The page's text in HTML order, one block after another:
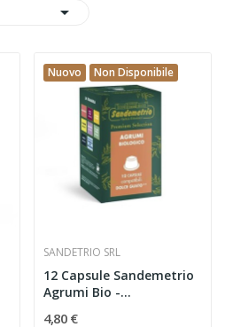

Nuovo Non Disponibile
SANDETRIO SRL
12 Capsule Sandemetrio
Agrumi Bio -
4,80 €